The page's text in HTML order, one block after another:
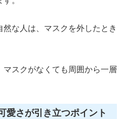
な人は、マスクを外したとき
マスクがなくても周囲から一層
愛さが引き立つポイント